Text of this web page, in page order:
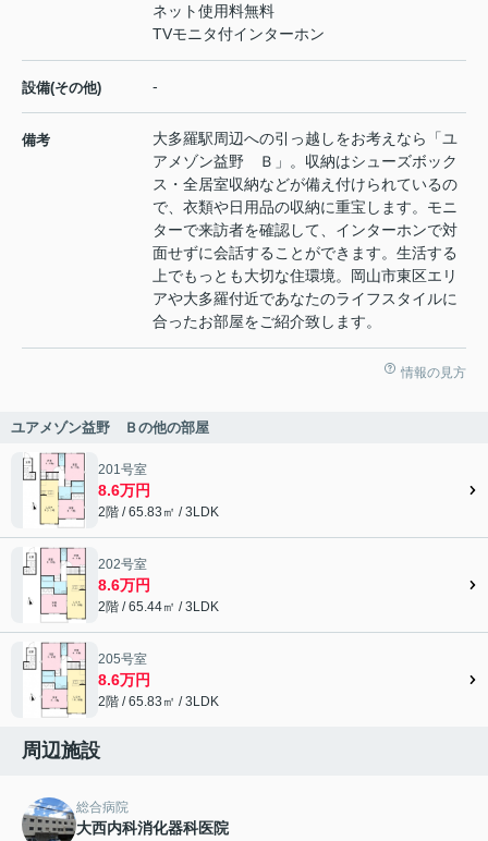
ネット使用料無料
TVモニタ付インターホン
設備(その他) -
備考
大多羅駅周辺への引っ越しをお考えなら「ユ
アメゾン益野 Ｂ」。収納はシューズボック
ス・全居室収納などが備え付けられているの
で、衣類や日用品の収納に重宝します。モニ
ターで来訪者を確認して、インターホンで対
面せずに会話することができます。生活する
上でもっとも大切な住環境。岡山市東区エリ
アや大多羅付近であなたのライフスタイルに
合ったお部屋をご紹介致します。
情報の見方
ユアメゾン益野 Ｂの他の部屋
201号室
8.6万円
2階 / 65.83㎡ / 3LDK
202号室
8.6万円
2階 / 65.44㎡ / 3LDK
205号室
8.6万円
2階 / 65.83㎡ / 3LDK
周辺施設
総合病院
大西内科消化器科医院